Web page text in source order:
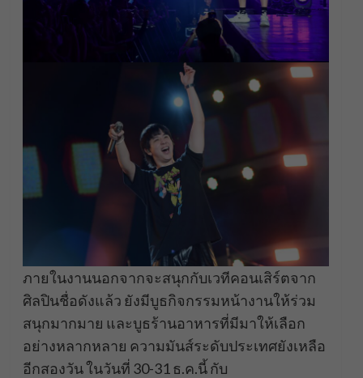
ภายในงานนอกจากจะสนุกกับเวทีคอนเสิร์ตจาก
ศิลปินชื่อดังแล้ว ยังมีบูธกิจกรรมหน้างานให้ร่วม
สนุกมากมาย และบูธร้านอาหารที่มีมาให้เลือก
อย่างหลากหลาย ความมันส์ระดับประเทศยังเหลือ
อีกสองวัน ในวันที่ 30-31 ธ.ค.นี้ กับ